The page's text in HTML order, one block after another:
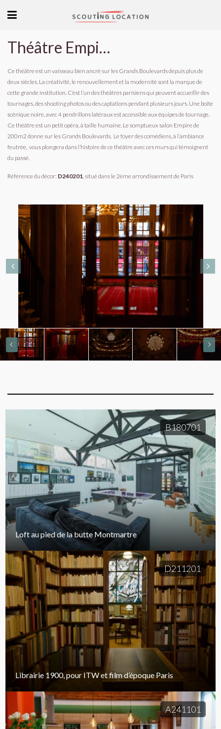
Théâtre Empire pour tournage à Paris
Ce théâtre est un vaisseau bien ancré sur les Grands Boulevards depuis plus de
deux siècles. La créativité, le renouvellement et la modernité sont la marque de
cette grande institution. C’est l’un des théâtres parisiens qui peuvent accueillir des
tournages, des shooting photos ou des captations pendant plusieurs jours. Une boite
scénique noire, avec 4 pendrillons latéraux est accessible aux équipes de tournage.
Ce théâtre est un petit opéra, à taille humaine. Le somptueux salon Empire de
200m2 donne sur les Grands Boulevards. Le foyer des comédiens, à l’ambiance
feutrée, vous plongera dans l’histoire de ce théâtre avec ces murs qui témoignent
du passé.
Référence du décor: D240201, situé dans le 2ème arrondissement de Paris
B180701
Loft au pied de la butte Montmartre
D211201
Librairie 1900, pour ITW et film d’époque Paris
A241101